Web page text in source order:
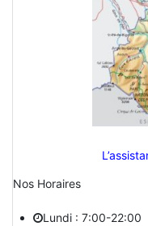
Nos Horaires
Lundi : 7:00-22:00